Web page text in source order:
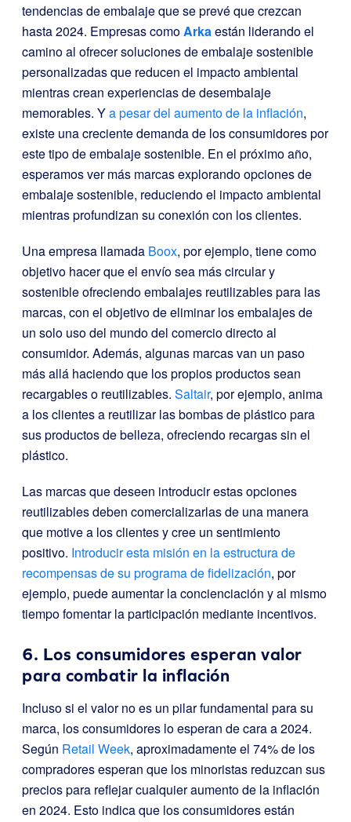
tendencias de embalaje que se prevé que crezcan
hasta 2024. Empresas como Arka están liderando el
camino al ofrecer soluciones de embalaje sostenible
personalizadas que reducen el impacto ambiental
mientras crean experiencias de desembalaje
memorables. Ya pesar del aumento de la inflación,
existe una creciente demanda de los consumidores por
este tipo de embalaje sostenible. En el próximo año,
esperamos ver más marcas explorando opciones de
embalaje sostenible, reduciendo el impacto ambiental
mientras profundizan su conexión con los clientes.
Una empresa llamada Boox, por ejemplo, tiene como
objetivo hacer que el envío sea más circular y
sostenible ofreciendo embalajes reutilizables para las
marcas, con el objetivo de eliminar los embalajes de
un solo uso del mundo del comercio directo al
consumidor. Además, algunas marcas van un paso
más allá haciendo que los propios productos sean
recargables o reutilizables. Saltair, por ejemplo, anima
a los clientes a reutilizar las bombas de plástico para
sus productos de belleza, ofreciendo recargas sin el
plástico.
Las marcas que deseen introducir estas opciones
reutilizables deben comercializarlas de una manera
que motive a los clientes y cree un sentimiento
positivo. Introducir esta misión en la estructura de
recompensas de su programa de fidelización, por
ejemplo, puede aumentar la concienciación y al mismo
tiempo fomentar la participación mediante incentivos.
6. Los consumidores esperan valor
para combatir la inflación
Incluso si el valor no es un pilar fundamental para su
marca, los consumidores lo esperan de cara a 2024.
Según Retail Week, aproximadamente el 74% de los
compradores esperan que los minoristas reduzcan sus
precios para reflejar cualquier aumento de la inflación
en 2024. Esto indica que los consumidores están